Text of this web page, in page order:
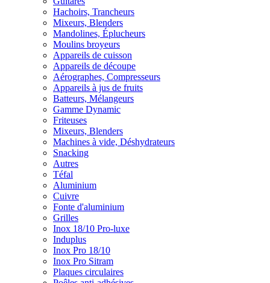
Hachoirs, Trancheurs
Mixeurs, Blenders
Mandolines, Éplucheurs
Moulins broyeurs
Appareils de cuisson
Appareils de découpe
Aérographes, Compresseurs
Appareils à jus de fruits
Batteurs, Mélangeurs
Gamme Dynamic
Friteuses
Mixeurs, Blenders
Machines à vide, Déshydrateurs
Snacking
Autres
Téfal
Aluminium
Cuivre
Fonte d'aluminium
Grilles
Inox 18/10 Pro-luxe
Induplus
Inox Pro 18/10
Inox Pro Sitram
Plaques circulaires